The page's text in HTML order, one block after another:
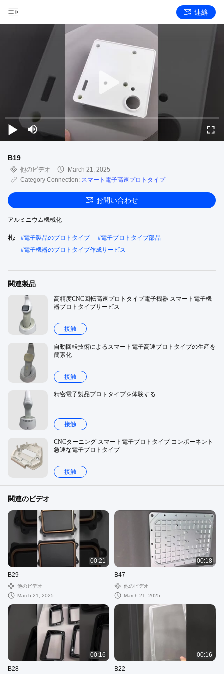
連絡
B19
他のビデオ
March 21, 2025
Category Connection: スマート電子高速プロトタイプ
お問い合わせ
アルミニウム機械化
札: #電子製品のプロトタイプ #電子プロトタイプ部品
#電子機器のプロトタイプ作成サービス
関連製品
高精度CNC回転高速プロトタイプ電子機器 スマート電子機
器プロトタイプサービス
接触
自動回転技術によるスマート電子高速プロトタイプの生産を
簡素化
接触
精密電子製品プロトタイプを体験する
接触
CNCターニング スマート電子プロトタイプ コンポーネント
急速な電子プロトタイプ
接触
関連のビデオ
00:21
B29
他のビデオ
March 21, 2025
00:18
B47
他のビデオ
March 21, 2025
00:16
B28
00:16
B22